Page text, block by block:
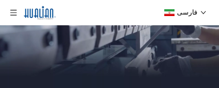
فارسی